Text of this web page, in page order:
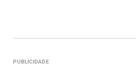
PUBLICIDADE